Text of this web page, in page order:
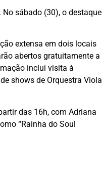
sábado (30), o destaque
extensa em dois locais
abertos gratuitamente a
inclui visita à
shows de Orquestra Viola
das 16h, com Adriana
“Rainha do Soul